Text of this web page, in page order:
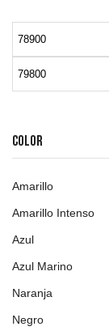
COLOR
Amarillo
Amarillo Intenso
Azul
Azul Marino
Naranja
Negro